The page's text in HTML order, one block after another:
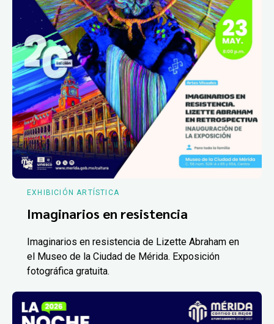
EXHIBICIÓN ARTÍSTICA
Imaginarios en resistencia
Imaginarios en resistencia de Lizette Abraham en
el Museo de la Ciudad de Mérida. Exposición
fotográfica gratuita.